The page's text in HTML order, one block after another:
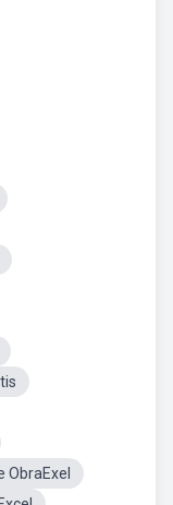
ObraExel